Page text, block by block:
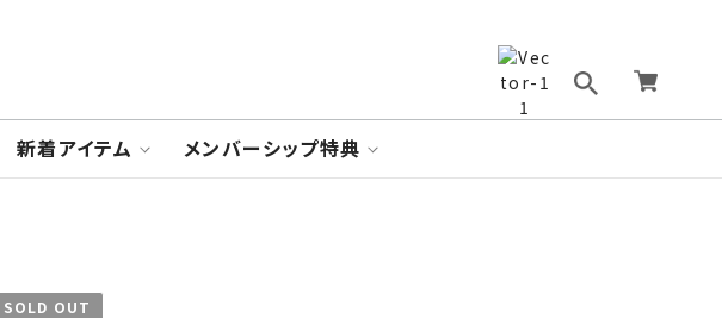
新着アイテム メンバーシップ特典
SOLD OUT